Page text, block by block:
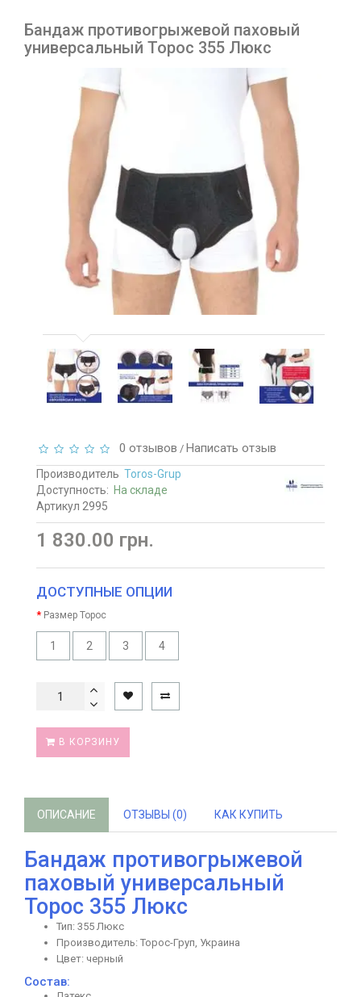
Бандаж противогрыжевой паховый
универсальный Торос 355 Люкс
0 отзывов / Написать отзыв
Производитель Toros-Grup
Доступность: На складе
Артикул 2995
1 830.00 грн.
ДОСТУПНЫЕ ОПЦИИ
Размер Торос
1 2 3 4
В КОРЗИНУ
ОПИСАНИЕ ОТЗЫВЫ (0) КАК КУПИТЬ
Бандаж противогрыжевой
паховый универсальный
Торос 355 Люкс
Тип: 355 Люкс
Производитель: Торос-Груп, Украина
Цвет: черный
Состав: